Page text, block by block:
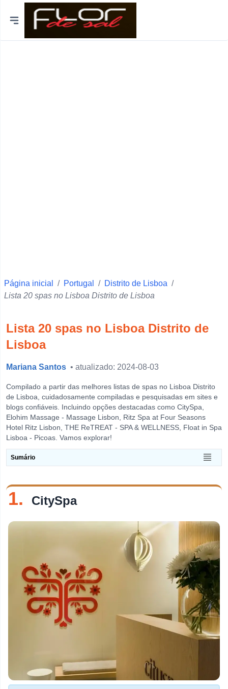
Beja
Santarém
Portalegre
Castelo Branco
Évora
Leiria
Guarda
Horta
O
tópico
Discotecas
Bares De Vinho
Pizzarias
Bares
Brunches
Página inicial / Portugal / Distrito de Lisboa /
Lista 20 spas no Lisboa Distrito de Lisboa
Lista 20 spas no Lisboa Distrito de
Lisboa
Mariana Santos • atualizado: 2024-08-03
Compilado a partir das melhores listas de spas no Lisboa Distrito
de Lisboa, cuidadosamente compiladas e pesquisadas em sites e
blogs confiáveis. Incluindo opções destacadas como CitySpa,
Elohim Massage - Massage Lisbon, Ritz Spa at Four Seasons
Hotel Ritz Lisbon, THE ReTREAT - SPA & WELLNESS, Float in Spa
Lisboa - Picoas. Vamos explorar!
Sumário
1. CitySpa